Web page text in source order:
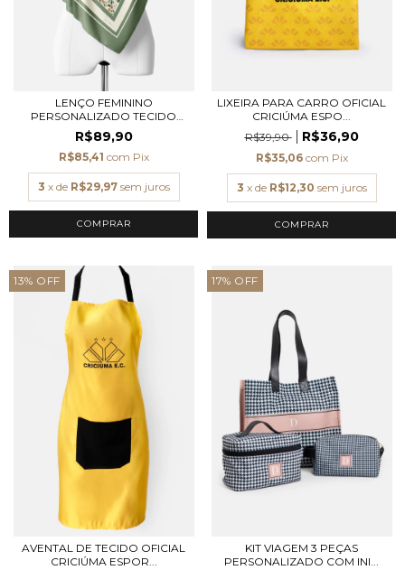
LENÇO FEMININO
PERSONALIZADO TECIDO
TOQU...
R$89,90
R$85,41 com Pix
3 x de R$29,97 sem juros
COMPRAR
LIXEIRA PARA CARRO OFICIAL
CRICIÚMA ESPO...
R$39,90
R$36,90
R$35,06 com Pix
3 x de R$12,30 sem juros
13% OFF
AVENTAL DE TECIDO OFICIAL
CRICIÚMA ESPOR...
17% OFF
KIT VIAGEM 3 PEÇAS
PERSONALIZADO COM INI...